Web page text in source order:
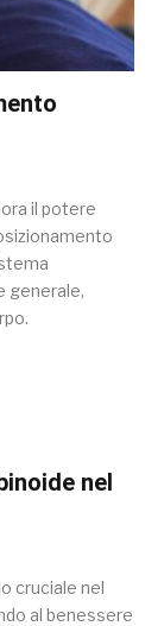
il potere
generale,
nel
cruciale nel
al benessere